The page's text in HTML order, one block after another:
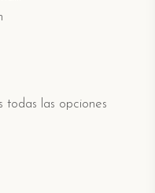
todas las opciones